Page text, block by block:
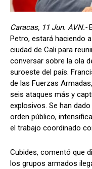
Caracas, 11 Jun. AVN.-
Petro, estará haciendo
ciudad de Cali para
conversar sobre la ola
suroeste del país.
de las Fuerzas
seis ataques más y
explosivos. Se han
orden público,
el trabajo coordinado
Cubides, comentó que
los grupos armados